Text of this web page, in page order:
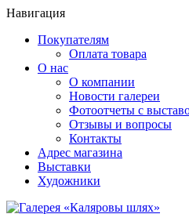
Навигация
Покупателям
Оплата товара
О нас
О компании
Новости галереи
Фотоотчеты с
Отзывы и вопросы
Контакты
Адрес магазина
Выставки
Художники